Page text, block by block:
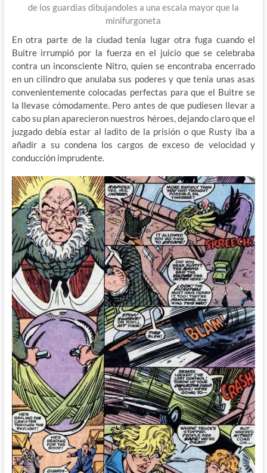
de los guardias dibujandoles a una escala mayor que la
minifurgoneta
En otra parte de la ciudad tenía lugar otra fuga cuando el
Buitre irrumpió por la fuerza en el juicio que se celebraba
contra un inconsciente Nitro, quien se encontraba encerrado
en un cilindro que anulaba sus poderes y que tenía unas asas
convenientemente colocadas perfectas para que el Buitre se
la llevase cómodamente. Pero antes de que pudiesen llevar a
cabo su plan aparecieron nuestros héroes, dejando claro que el
juzgado debía estar al ladito de la prisión o que Rusty iba a
añadir a su condena los cargos de exceso de velocidad y
conducción imprudente.